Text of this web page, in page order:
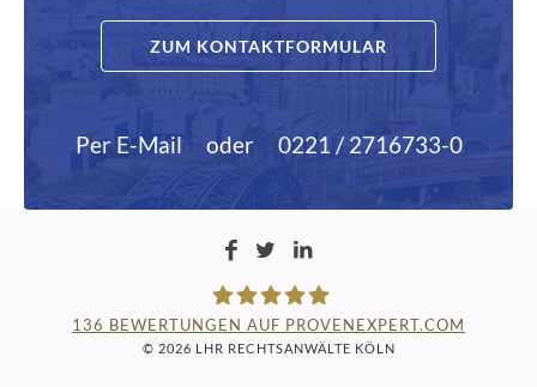
ZUM KONTAKTFORMULAR
Per E-Mail oder 0221 / 2716733-0
136 BEWERTUNGEN AUF PROVENEXPERT.COM
© 2026 LHR RECHTSANWÄLTE KÖLN